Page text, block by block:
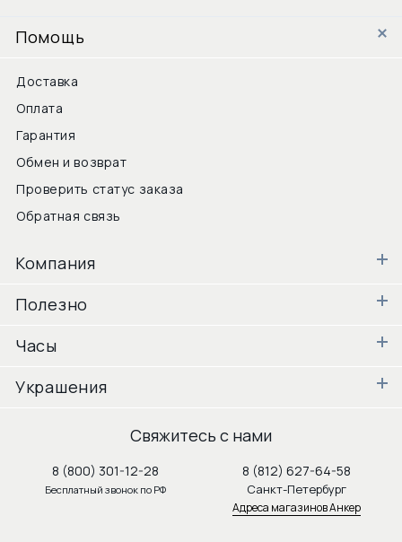
Помощь
Доставка
Оплата
Гарантия
Обмен и возврат
Проверить статус заказа
Обратная связь
Компания
Полезно
Часы
Украшения
Свяжитесь с нами
8 (800) 301-12-28
Бесплатный звонок по РФ
8 (812) 627-64-58
Санкт-Петербург
Адреса магазинов Анкер